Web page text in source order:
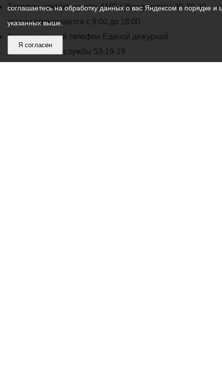
работы
администрации
местного
самоуправления
Телефон контакт-центра АМС г. Владикавказ30-30-30
звонки принимаются с 9:00 до 18:00
Круглосуточный телефон Единой дежурной
диспетчерской службы 53-19-19
соглашаетесь на обработку данных о вас Яндексом в порядке и
указанных выше.
Я согласен